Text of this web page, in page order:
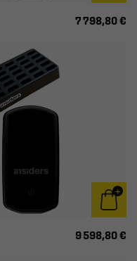
7 798,80 €
9 598,80 €